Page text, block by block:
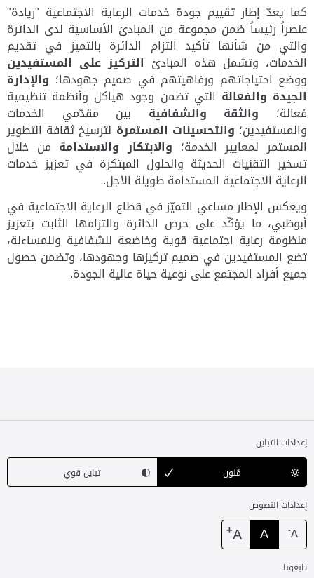
كما يعدّ إطار تقييم جودة خدمات الرعاية الاجتماعية "ريادة"
عنصراً رئيساً ضمن مجموعة من المبادئ الأساسية لدى الدائرة
والتي من شأنها تأكيد التزام الدائرة بالتميز في تقديم
الخدمات، وتشمل هذه المبادئ التركيز على المستفيدين
ووضع احتياجاتهم ورفاهيتهم في صميم جهودها؛ والإدارة
الجيدة والفعالة التي تضمن وجود هياكل وأنظمة تنظيمية
فعالة؛ والثقة والشفافية بين مقدّمي الخدمات
والمستفيدين؛ والتحسينات المستمرة لترسيخ ثقافة التطوير
المستمر لمعايير الخدمة؛ والابتكار والاستدامة من خلال
تسخير التقنيات الحديثة والحلول المبتكرة في تعزيز خدمات
الرعاية الاجتماعية المستدامة طويلة الأجل.
ويعكس الإطار مساعي التميّز في قطاع الرعاية الاجتماعية في
أبوظبي، ما يؤكّد على حرص الدائرة والتزامها الثابت بتعزيز
منظومة رعاية اجتماعية قوية وخاضعة للشفافية وللمساءلة،
تضع المستفيدين في صميم تركيزها وجهودها، وتضمن حصول
جميع أفراد المجتمع على نوعية حياة عالية الجودة.
إعدادات التباين
مُلون
تباين قوي
إعدادات النصوص
A
-
A
A
+
تابعونا